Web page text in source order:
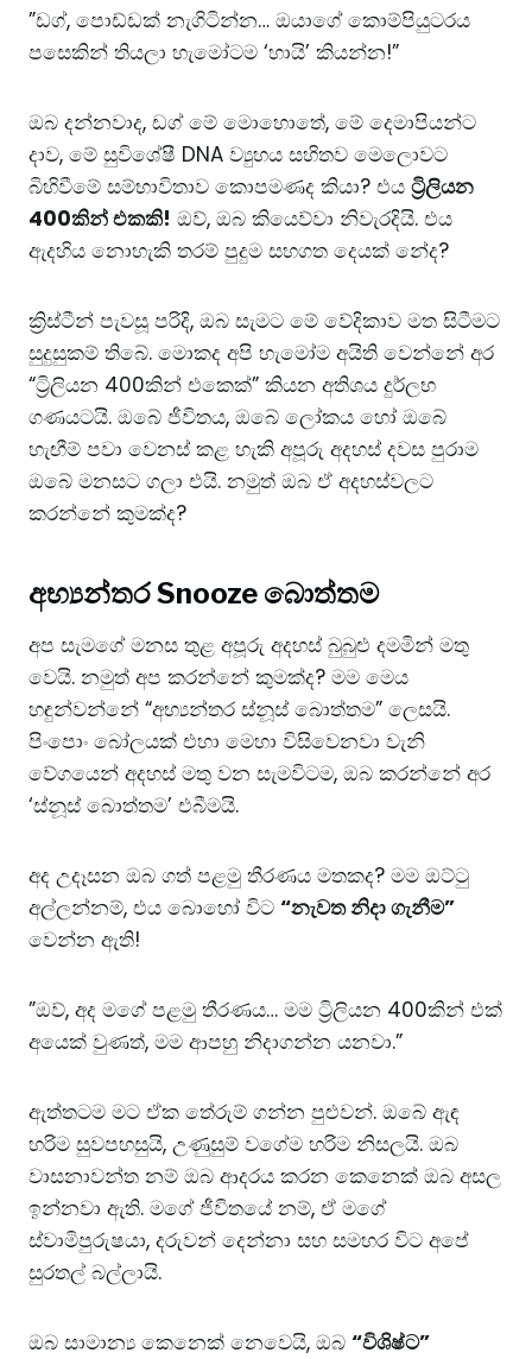
​”ඩග්, පොඩ්ඩක් නැගිටින්න… ඔයාගේ කොම්පියුටරය
පසෙකින් තියලා හැමෝටම ‘හායි’ කියන්න!”
​ඔබ දන්නවාද, ඩග් මේ මොහොතේ, මේ දෙමාපියන්ට
දාව, මේ සුවිශේෂී DNA ව්‍යුහය සහිතව මෙලොවට
බිහිවීමේ සම්භාවිතාව කොපමණද කියා? එය ට්‍රිලියන
400කින් එකකි! ඔව්, ඔබ කියෙව්වා නිවැරදියි. එය
ඇදහිය නොහැකි තරම් පුදුම සහගත දෙයක් නේද?
​ක්‍රිස්ටීන් පැවසූ පරිදි, ඔබ සැමට මේ වේදිකාව මත සිටීමට
සුදුසුකම් තිබේ. මොකද අපි හැමෝම අයිති වෙන්නේ අර
“ට්‍රිලියන 400කින් එකෙක්” කියන අතිශය දුර්ලභ
ගණයටයි. ඔබේ ජීවිතය, ඔබේ ලෝකය හෝ ඔබේ
හැඟීම් පවා වෙනස් කළ හැකි අපූරු අදහස් දවස පුරාම
ඔබේ මනසට ගලා එයි. නමුත් ඔබ ඒ අදහස්වලට
කරන්නේ කුමක්ද?
​අභ්‍යන්තර Snooze බොත්තම
​අප සැමගේ මනස තුළ අපූරු අදහස් බුබුළු දමමින් මතු
වෙයි. නමුත් අප කරන්නේ කුමක්ද? මම මෙය
හඳුන්වන්නේ “අභ්‍යන්තර ස්නූස් බොත්තම” ලෙසයි.
පිංපොං බෝලයක් එහා මෙහා විසිවෙනවා වැනි
වේගයෙන් අදහස් මතු වන සැමවිටම, ඔබ කරන්නේ අර
‘ස්නූස් බොත්තම’ එබීමයි.
​අද උදෑසන ඔබ ගත් පළමු තීරණය මතකද? මම ඔට්ටු
අල්ලන්නම්, එය බොහෝ විට “නැවත නිදා ගැනීම”
වෙන්න ඇති!
​”ඔව්, අද මගේ පළමු තීරණය… මම ට්‍රිලියන 400කින් එක්
අයෙක් වුණත්, මම ආපහු නිදාගන්න යනවා.”
​ඇත්තටම මට ඒක තේරුම් ගන්න පුළුවන්. ඔබේ ඇඳ
හරිම සුවපහසුයි, උණුසුම් වගේම හරිම නිසලයි. ඔබ
වාසනාවන්ත නම් ඔබ ආදරය කරන කෙනෙක් ඔබ අසල
ඉන්නවා ඇති. මගේ ජීවිතයේ නම්, ඒ මගේ
ස්වාමිපුරුෂයා, දරුවන් දෙන්නා සහ සමහර විට අපේ
සුරතල් බල්ලායි.
​ඔබ සාමාන්‍ය කෙනෙක් නෙවෙයි, ඔබ “විශිෂ්ට”